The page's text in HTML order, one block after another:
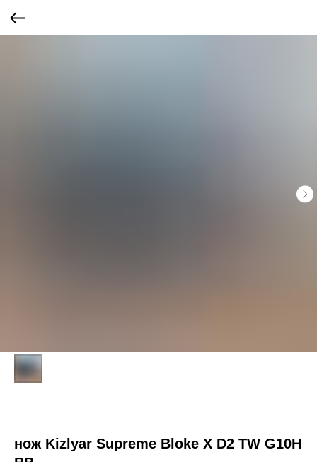
нож Kizlyar Supreme Bloke X D2 TW G10H